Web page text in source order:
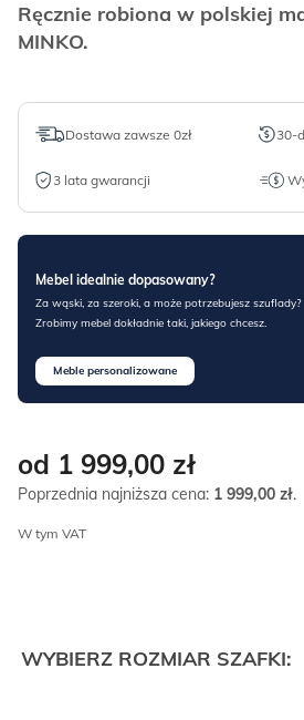
Ręcznie robiona w polskiej
MINKO.
Dostawa zawsze 0zł 30-
3 lata gwarancji
Mebel idealnie dopasowany?
Za wąski, za szeroki, a może potrzebujesz szuflady?
Zrobimy mebel dokładnie taki, jakiego chcesz.
Meble personalizowane
od 1 999,00 zł
Poprzednia najniższa cena: 1 999,00 zł.
W tym VAT
WYBIERZ ROZMIAR SZAFKI: